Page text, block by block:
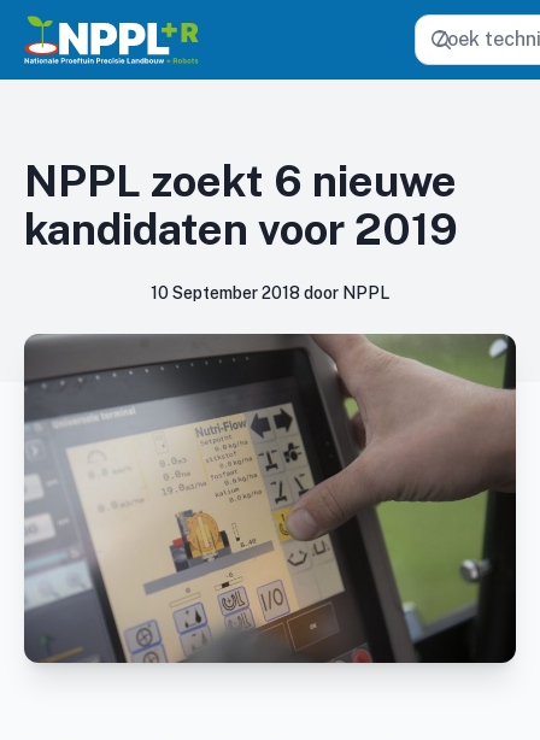
Zoeken
NPPL zoekt 6 nieuwe
kandidaten voor 2019
10 September 2018 door NPPL